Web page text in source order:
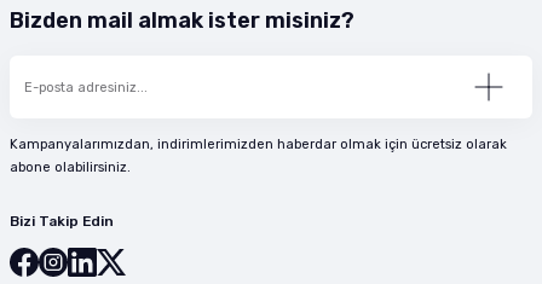
Bizden mail almak ister misiniz?
Kampanyalarımızdan, indirimlerimizden haberdar olmak için ücretsiz olarak
abone olabilirsiniz.
Bizi Takip Edin